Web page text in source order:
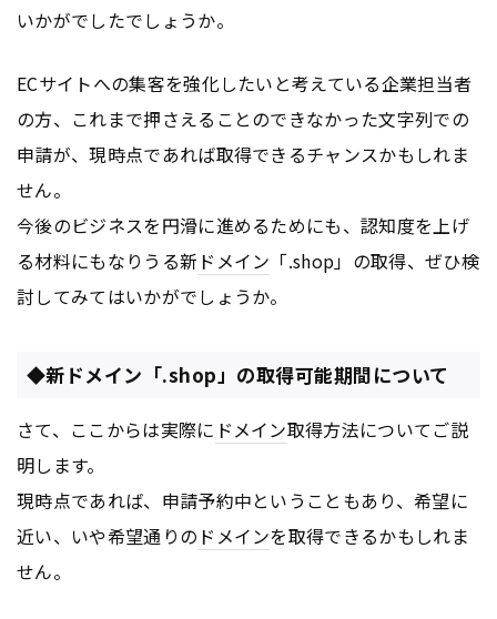
いかがでしたでしょうか。
ECサイトへの集客を強化したいと考えている企業担当者
の方、これまで押さえることのできなかった文字列での
申請が、現時点であれば取得できるチャンスかもしれま
せん。
今後のビジネスを円滑に進めるためにも、認知度を上げ
る材料にもなりうる新 ドメイン 「.shop」の取得、ぜひ検
討してみてはいかがでしょうか。
◆新ドメイン「.shop」の取得可能期間について
さて、ここからは実際に ドメイン取得方法についてご説
明します。
現時点であれば、申請予約中ということもあり、希望に
近い、いや希望通りの ドメインを取得できるかもしれま
せん。